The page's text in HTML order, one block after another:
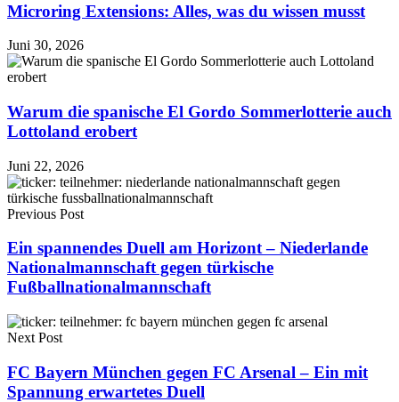
Microring Extensions: Alles, was du wissen musst
Juni 30, 2026
Warum die spanische El Gordo Sommerlotterie auch
Lottoland erobert
Juni 22, 2026
Previous Post
Ein spannendes Duell am Horizont – Niederlande
Nationalmannschaft gegen türkische
Fußballnationalmannschaft
Next Post
FC Bayern München gegen FC Arsenal – Ein mit
Spannung erwartetes Duell